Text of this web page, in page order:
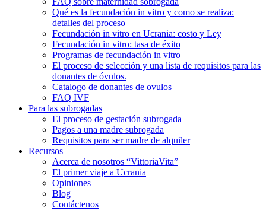
Qué es la fecundación in vitro y como se realiza:
detalles del proceso
Fecundación in vitro en Ucrania: costo y Ley
Fecundación in vitro: tasa de éxito
Programas de fecundación in vitro
El proceso de selección y una lista de requisitos para las
donantes de óvulos.
Catalogo de donantes de ovulos
FAQ IVF
Para las subrogadas
El proceso de gestación subrogada
Pagos a una madre subrogada
Requisitos para ser madre de alquiler
Recursos
Acerca de nosotros “VittoriaVita”
El primer viaje a Ucrania
Opiniones
Blog
Contáctenos